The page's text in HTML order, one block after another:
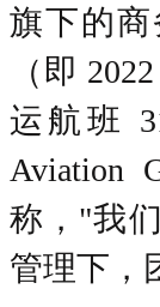
旗下的
（即
运航班
Aviation
称，"我
管理下，